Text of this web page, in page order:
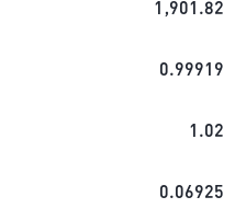
1,901.82
0.99919
1.02
0.06925